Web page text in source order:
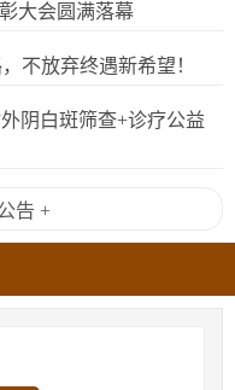
大会圆满落幕
不放弃终遇新希望！
阴白斑筛查+诊疗公益
告 +